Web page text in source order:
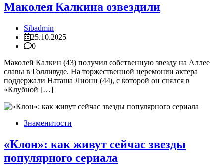
Маколея Калкина озвездили
Sibadmin
25.10.2025
0
Маколей Калкин (43) получил собственную звезду на Аллее
славы в Голливуде. На торжественной церемонии актера
поддержали Наташа Лионн (44), с которой он снялся в
«Клубной […]
Знаменитости
«Клон»: как живут сейчас звезды
популярного сериала